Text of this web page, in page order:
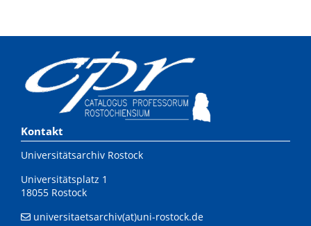
Kontakt
Universitätsarchiv Rostock
Universitätsplatz 1
18055 Rostock
universitaetsarchiv(at)uni-rostock.de